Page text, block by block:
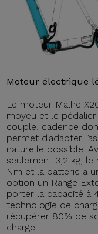
Moteur électrique
Le moteur Malhe
moyeu et le
couple, cadence
permet d’adapter
naturelle possible.
seulement 3,2 kg,
Nm et la batterie a
option un Range
porter la capacité à
technologie de
récupérer 80% de
charge.